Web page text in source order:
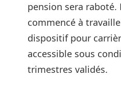
pension sera
commencé à
dispositif pour
accessible sous
trimestres validés.